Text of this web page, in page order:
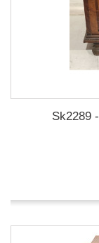
Sk2289